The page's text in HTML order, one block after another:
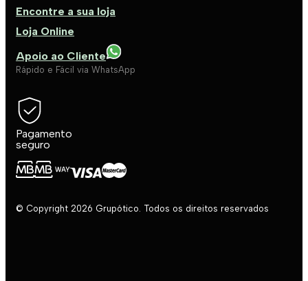
Encontre a sua loja
Loja Online
Apoio ao Cliente
Rápido e Fácil via WhatsApp
Pagamento
seguro
© Copyright 2026 Grupótico. Todos os direitos reservados